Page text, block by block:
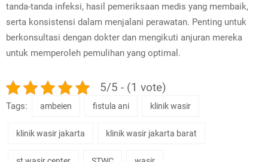
tanda-tanda infeksi, hasil pemeriksaan medis yang membaik,
serta konsistensi dalam menjalani perawatan. Penting untuk
berkonsultasi dengan dokter dan mengikuti anjuran mereka
untuk memperoleh pemulihan yang optimal.
5/5 - (1 vote)
Tags: ambeien fistula ani klinik wasir
klinik wasir jakarta klinik wasir jakarta barat